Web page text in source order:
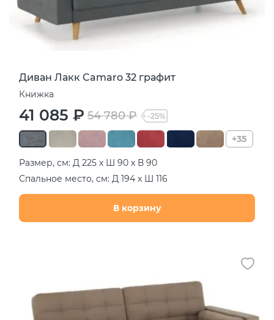
Диван Лакк Camaro 32 графит
Книжка
41 085 ₽ 54 780 ₽ -25%
+35
Размер, см: Д 225 х Ш 90 х В 90
Спальное место, см: Д 194 х Ш 116
В корзину